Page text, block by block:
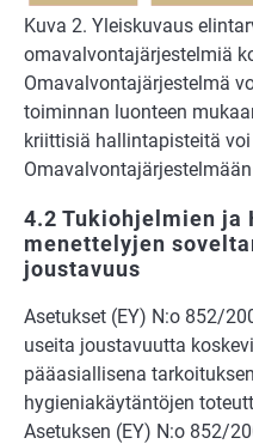
Kuva 2. Yleiskuvaus
omavalvontajärjestelmiä
Omavalvontajärjestelmä
toiminnan luonteen
kriittisiä hallintapisteitä
4.2 Tukiohjelmien ja
menettelyjen
joustavuus
Asetukset (EY) N:o 852/
useita joustavuutta
pääasiallisena
hygieniakäytäntöjen
Asetuksen (EY) N:o 852/